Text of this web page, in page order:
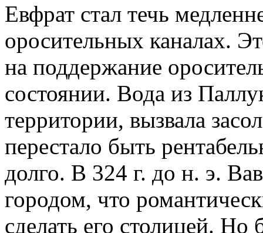
Евфрат стал течь
оросительных каналах.
на поддержание
состоянии. Вода из
территории, вызвала
перестало быть
долго. В 324 г. до н. э.
городом, что
сделать его столицей. Но